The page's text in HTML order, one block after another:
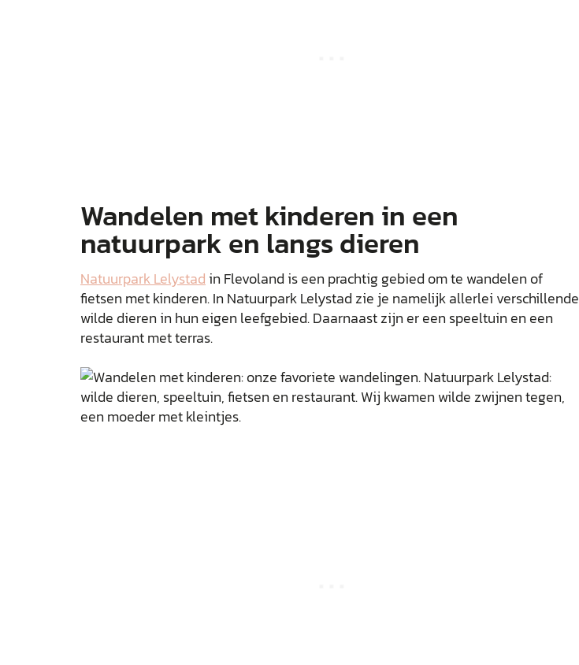
Wandelen met kinderen in een
natuurpark en langs dieren
Natuurpark Lelystad in Flevoland is een prachtig gebied om te wandelen of
fietsen met kinderen. In Natuurpark Lelystad zie je namelijk allerlei verschillende
wilde dieren in hun eigen leefgebied. Daarnaast zijn er een speeltuin en een
restaurant met terras.